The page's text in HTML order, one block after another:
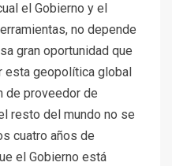
el Gobierno y el
no depende
gran oportunidad que
esta geopolítica global
de proveedor de
resto del mundo no se
cuatro años de
el Gobierno está